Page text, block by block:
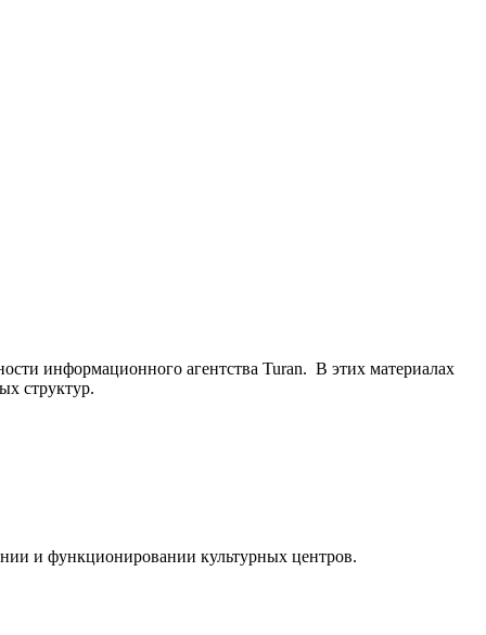
информационного агентства Turan. В этих материалах
структур.
и функционировании культурных центров.